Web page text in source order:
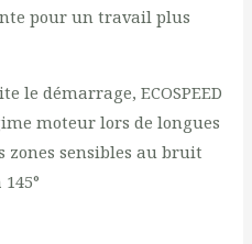
pour un travail plus
le démarrage, ECOSPEED
moteur lors de longues
zones sensibles au bruit